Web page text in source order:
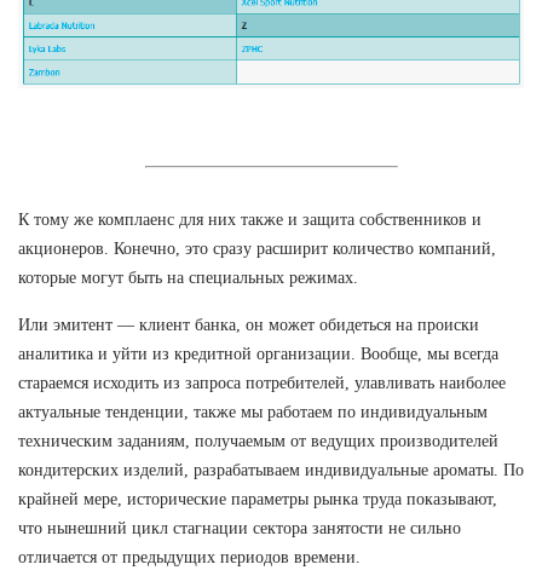
К тому же комплаенс для них также и защита собственников и
акционеров. Конечно, это сразу расширит количество компаний,
которые могут быть на специальных режимах.
Или эмитент — клиент банка, он может обидеться на происки
аналитика и уйти из кредитной организации. Вообще, мы всегда
стараемся исходить из запроса потребителей, улавливать наиболее
актуальные тенденции, также мы работаем по индивидуальным
техническим заданиям, получаемым от ведущих производителей
кондитерских изделий, разрабатываем индивидуальные ароматы. По
крайней мере, исторические параметры рынка труда показывают,
что нынешний цикл стагнации сектора занятости не сильно
отличается от предыдущих периодов времени.